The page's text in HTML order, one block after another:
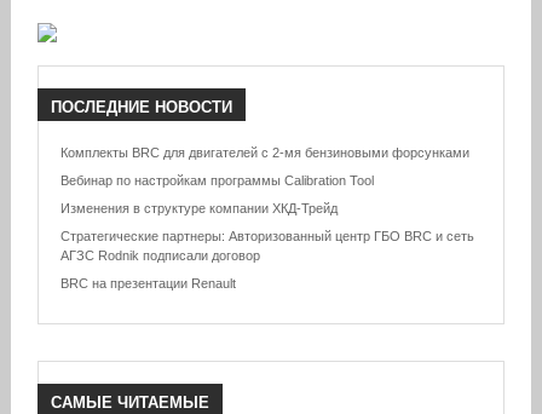
ПОСЛЕДНИЕ НОВОСТИ
Комплекты BRC для двигателей с 2-мя бензиновыми форсунками
Вебинар по настройкам программы Calibration Tool
Изменения в структуре компании ХКД-Трейд
Стратегические партнеры: Авторизованный центр ГБО BRC и сеть
АГЗС Rodnik подписали договор
BRC на презентации Renault
САМЫЕ ЧИТАЕМЫЕ